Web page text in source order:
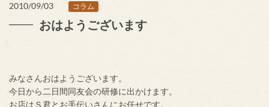
2010/09/03 コラム
おはようございます
みなさんおはようございます。
今日から二日間同友会の研修に出かけます。
お店はＳ君とお手伝いさんにお任せです。